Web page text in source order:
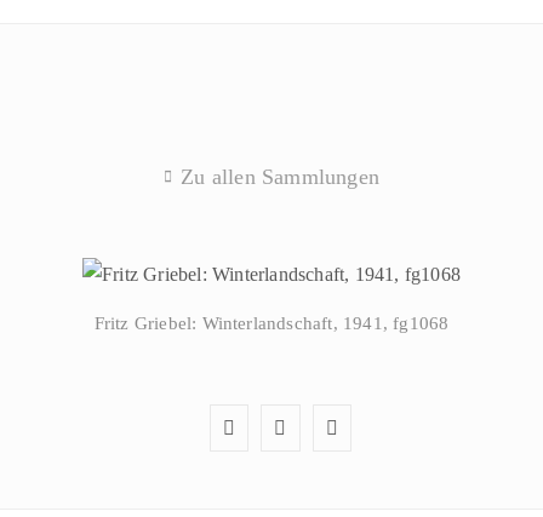
Zu allen Sammlungen
Fritz Griebel: Winterlandschaft, 1941, fg1068